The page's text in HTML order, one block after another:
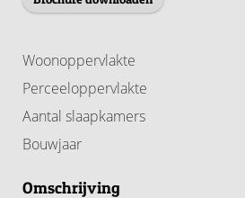
Woonoppervlakte
Perceeloppervlakte
Aantal slaapkamers
Bouwjaar
Omschrijving